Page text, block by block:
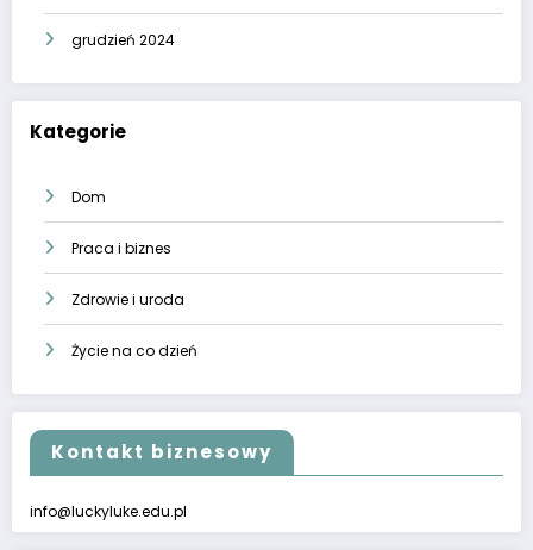
grudzień 2024
Kategorie
Dom
Praca i biznes
Zdrowie i uroda
Życie na co dzień
Kontakt biznesowy
info@luckyluke.edu.pl